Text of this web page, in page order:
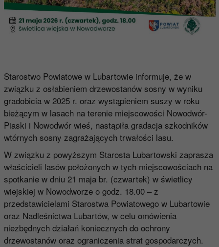
Starostwo Powiatowe w Lubartowie informuje, że w
związku z osłabieniem drzewostanów sosny w wyniku
gradobicia w 2025 r. oraz wystąpieniem suszy w roku
bieżącym w lasach na terenie miejscowości Nowodwór-
Piaski i Nowodwór wieś, nastąpiła gradacja szkodników
wtórnych sosny zagrażających trwałości lasu.
W związku z powyższym Starosta Lubartowski zaprasza
właścicieli lasów położonych w tych miejscowościach na
spotkanie w dniu 21 maja br. (czwartek) w świetlicy
wiejskiej w Nowodworze o godz. 18.00 – z
przedstawicielami Starostwa Powiatowego w Lubartowie
oraz Nadleśnictwa Lubartów, w celu omówienia
niezbędnych działań koniecznych do ochrony
drzewostanów oraz ograniczenia strat gospodarczych.